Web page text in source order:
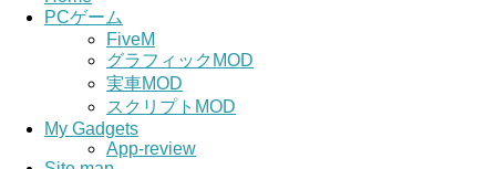
PCゲーム
FiveM
グラフィックMOD
実車MOD
スクリプトMOD
My Gadgets
App-review